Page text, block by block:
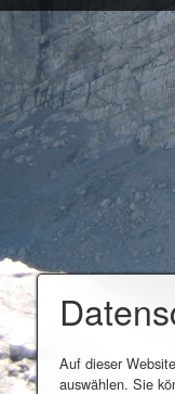
Auf dieser
auswählen. Sie